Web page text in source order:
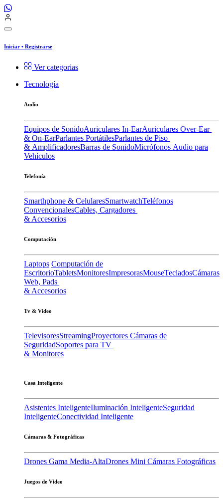
Iniciar • Registrarse
Ver categorias
Tecnología
Audio
Equipos de SonidoAuriculares In-EarAuriculares Over-Ear
& On-EarParlantes PortátilesParlantes de Piso
& AmplificadoresBarras de SonidoMicrófonos Audio para
Vehículos
Telefonía
Smarthphone & CelularesSmartwatchTeléfonos
ConvencionalesCables, Cargadores
& Accesorios
Computación
Laptops Computación de
EscritorioTabletsMonitoresImpresorasMouseTecladosCámaras
Web, Pads
& Accesorios
Tv & Video
TelevisoresStreamingProyectores Cámaras de
SeguridadSoportes para TV
& Monitores
Casa Inteligente
Asistentes InteligenteIluminación InteligenteSeguridad
InteligenteConectividad Inteligente
Cámaras & Fotográficas
Drones Gama Media-AltaDrones Mini Cámaras Fotográficas
Juegos de Video